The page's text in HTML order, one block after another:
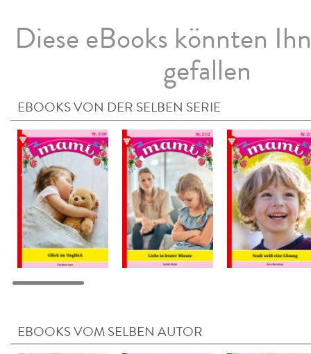
Diese eBooks könnten
gefallen
EBOOKS VON DER SELBEN SERIE
EBOOKS VOM SELBEN AUTOR